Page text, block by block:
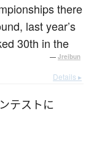
there
last year’s
30th in the
— Jreibun
Details ▸
テスト に